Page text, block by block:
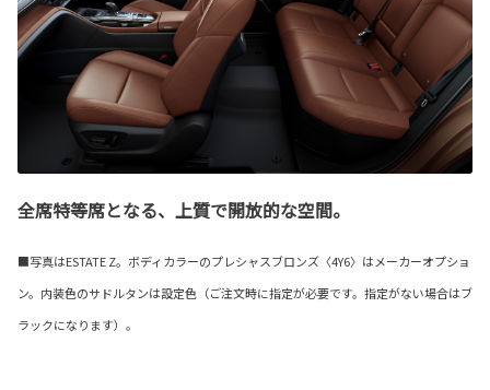
全席特等席となる、上質で開放的な空間。
■写真はESTATE Z。ボディカラーのプレシャスブロンズ〈4Y6〉はメーカーオプショ
ン。内装色のサドルタンは設定色（ご注文時に指定が必要です。指定がない場合はブ
ラックになります）。